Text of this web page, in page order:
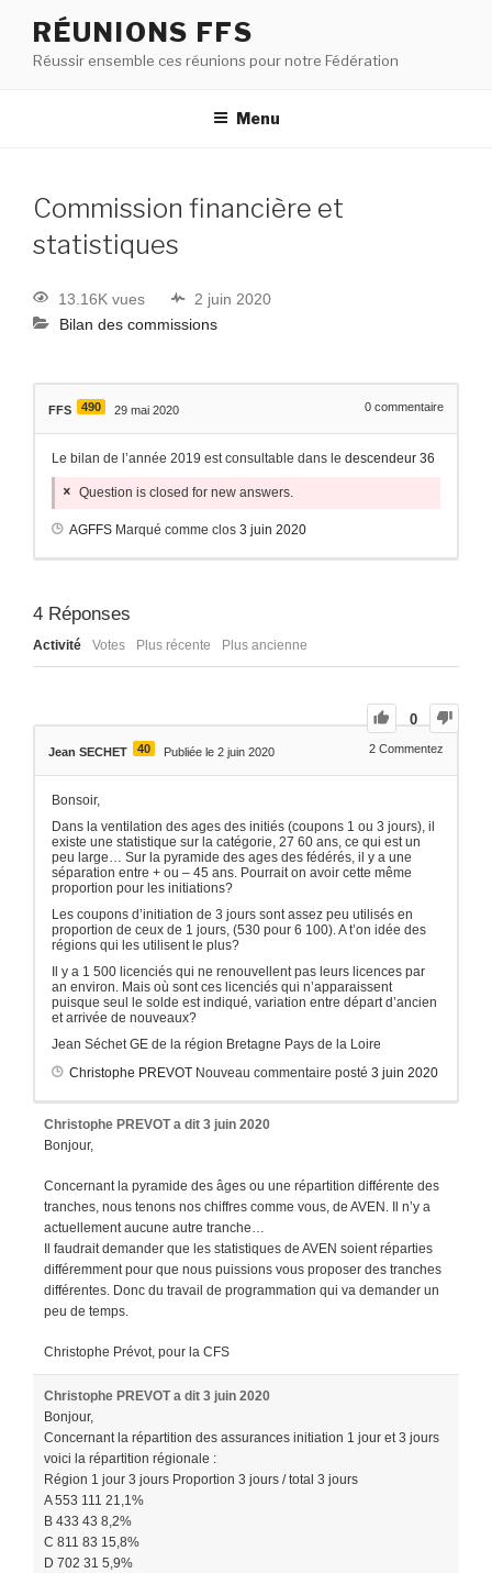
RÉUNIONS FFS
Réussir ensemble ces réunions pour notre Fédération
Menu
Commission financière et
statistiques
13.16K vues
2 juin 2020
Bilan des commissions
FFS 490 29 mai 2020 0 commentaire
Le bilan de l’année 2019 est consultable dans le descendeur 36
Question is closed for new answers.
AGFFS Marqué comme clos 3 juin 2020
4 Réponses
Activité Votes Plus récente Plus ancienne
0
Jean SECHET 40 Publiée le 2 juin 2020 2 Commentez
Bonsoir,
Dans la ventilation des ages des initiés (coupons 1 ou 3 jours), il
existe une statistique sur la catégorie, 27 60 ans, ce qui est un
peu large… Sur la pyramide des ages des fédérés, il y a une
séparation entre + ou – 45 ans. Pourrait on avoir cette même
proportion pour les initiations?
Les coupons d’initiation de 3 jours sont assez peu utilisés en
proportion de ceux de 1 jours, (530 pour 6 100). A t’on idée des
régions qui les utilisent le plus?
Il y a 1 500 licenciés qui ne renouvellent pas leurs licences par
an environ. Mais où sont ces licenciés qui n’apparaissent
puisque seul le solde est indiqué, variation entre départ d’ancien
et arrivée de nouveaux?
Jean Séchet GE de la région Bretagne Pays de la Loire
Christophe PREVOT Nouveau commentaire posté 3 juin 2020
Christophe PREVOT a dit 3 juin 2020
Bonjour,
Concernant la pyramide des âges ou une répartition différente des
tranches, nous tenons nos chiffres comme vous, de AVEN. Il n’y a
actuellement aucune autre tranche…
Il faudrait demander que les statistiques de AVEN soient réparties
différemment pour que nous puissions vous proposer des tranches
différentes. Donc du travail de programmation qui va demander un
peu de temps.
Christophe Prévot, pour la CFS
Christophe PREVOT a dit 3 juin 2020
Bonjour,
Concernant la répartition des assurances initiation 1 jour et 3 jours
voici la répartition régionale :
Région 1 jour 3 jours Proportion 3 jours / total 3 jours
A 553 111 21,1%
B 433 43 8,2%
C 811 83 15,8%
D 702 31 5,9%